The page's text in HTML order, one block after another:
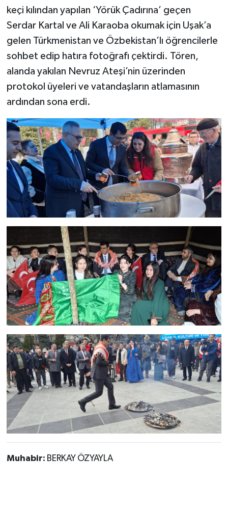
keçi kılından yapılan ‘Yörük Çadırına’ geçen
Serdar Kartal ve Ali Karaoba okumak için Uşak’a
gelen Türkmenistan ve Özbekistan’lı öğrencilerle
sohbet edip hatıra fotoğrafı çektirdi. Tören,
alanda yakılan Nevruz Ateşi’nin üzerinden
protokol üyeleri ve vatandaşların atlamasının
ardından sona erdi.
Muhabir: BERKAY ÖZYAYLA